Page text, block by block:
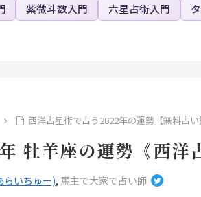
紫微斗数入門 六星占術入門
西洋占星術で占う2022年の運勢【無料占
牡羊座の運勢《西洋
らいちゅー), 馬主で大家で占い師